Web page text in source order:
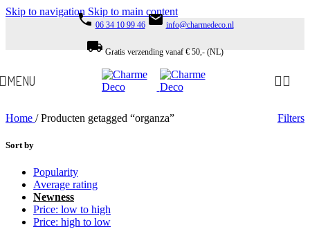
Skip to navigation Skip to main content
phone 06 34 10 99 46 email info@charmedeco.nl
local_shipping Gratis verzending vanaf € 50,- (NL)
MENU
Home / Producten getagged “organza” Filters
Sort by
Popularity
Average rating
Newness
Price: low to high
Price: high to low